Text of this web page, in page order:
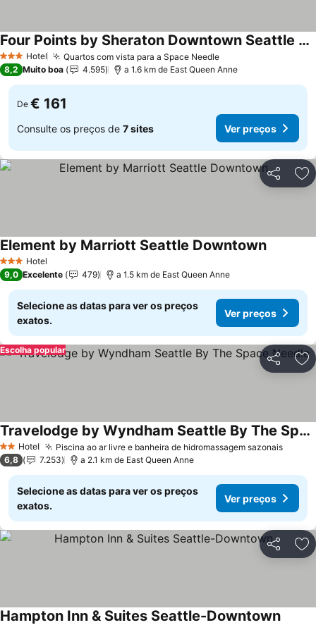
3 EstrelasHotel Quartos com vista para a Space Needle
Four Points by Sheraton Downtown Seattle Center
8,2 Muito boa 4.595 a 1.6 km de East Queen Anne
De € 161
Consulte os preços de 7 sites Ver preços
Partilhar
3 EstrelasHotel
Element by Marriott Seattle Downtown
9,0 Excelente 479 a 1.5 km de East Queen Anne
Selecione as datas para ver os preços
exatos.
Ver preços
Partilhar
Escolha popular
2 Estrelas
Hotel Piscina ao ar livre e banheira de hidromassagem sazonais
Travelodge by Wyndham Seattle By The Space Needle
6,8 7.253 a 2.1 km de East Queen Anne
Selecione as datas para ver os preços
exatos.
Ver preços
Partilhar
Hampton Inn & Suites Seattle-Downtown